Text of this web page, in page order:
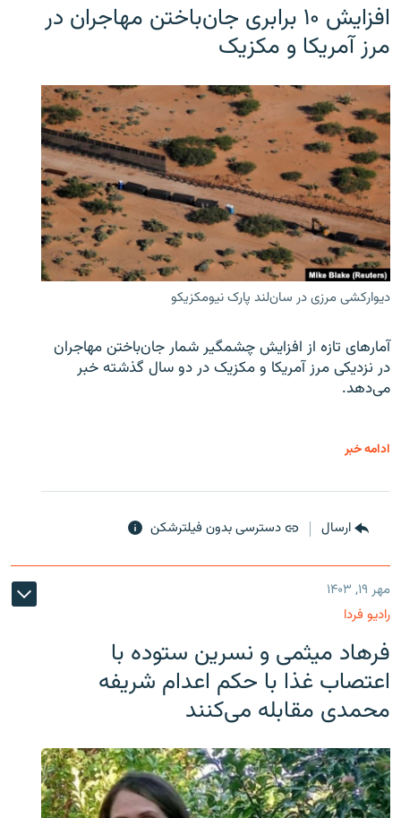
افزایش ۱۰ برابری جان‌باختن مهاجران در
مرز آمریکا و مکزیک
دیوارکشی مرزی در سان‌لند پارک نیومکزیکو
آمارهای تازه از افزایش چشمگیر شمار جان‌باختن مهاجران
در نزدیکی مرز آمریکا و مکزیک در دو سال گذشته خبر
می‌دهد.
ادامه خبر
ارسال دسترسی بدون فیلترشکن
مهر ۱۹, ۱۴۰۳
رادیو فردا
فرهاد میثمی و نسرین ستوده با
اعتصاب غذا با حکم اعدام شریفه
محمدی مقابله می‌کنند